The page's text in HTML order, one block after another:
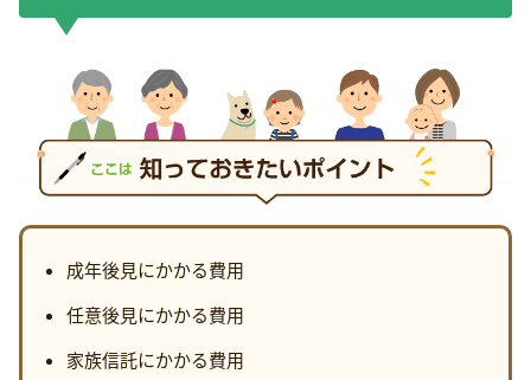
成年後見にかかる費用
任意後見にかかる費用
家族信託にかかる費用